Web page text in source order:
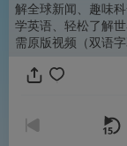
解全球新闻、趣味
学英语、轻松了解世
需原版视频（双语